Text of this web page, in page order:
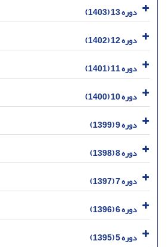
دوره 13 (1403)
دوره 12 (1402)
دوره 11 (1401)
دوره 10 (1400)
دوره 9 (1399)
دوره 8 (1398)
دوره 7 (1397)
دوره 6 (1396)
دوره 5 (1395)